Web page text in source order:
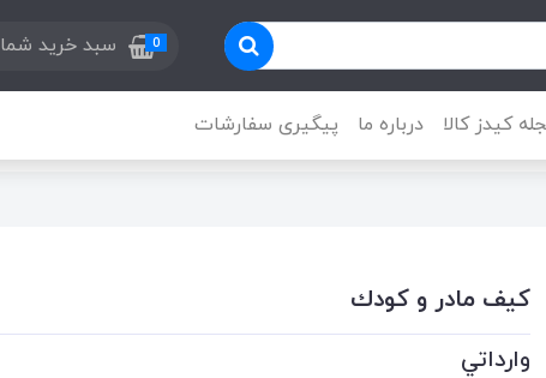
0 سبد خرید شما
کیدز کالا درباره ما پیگیری سفارشات
كيف مادر و كودك
وارداتي